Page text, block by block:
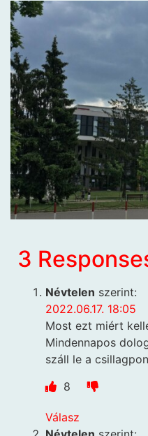
3
Névtelen szerint:
2022.06.17. 18:05
Most ezt miért
Mindennapos
száll le a
8
Válasz